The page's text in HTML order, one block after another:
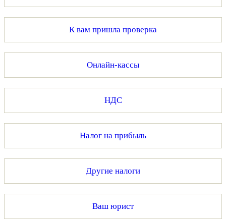
К вам пришла проверка
Онлайн-кассы
НДС
Налог на прибыль
Другие налоги
Ваш юрист